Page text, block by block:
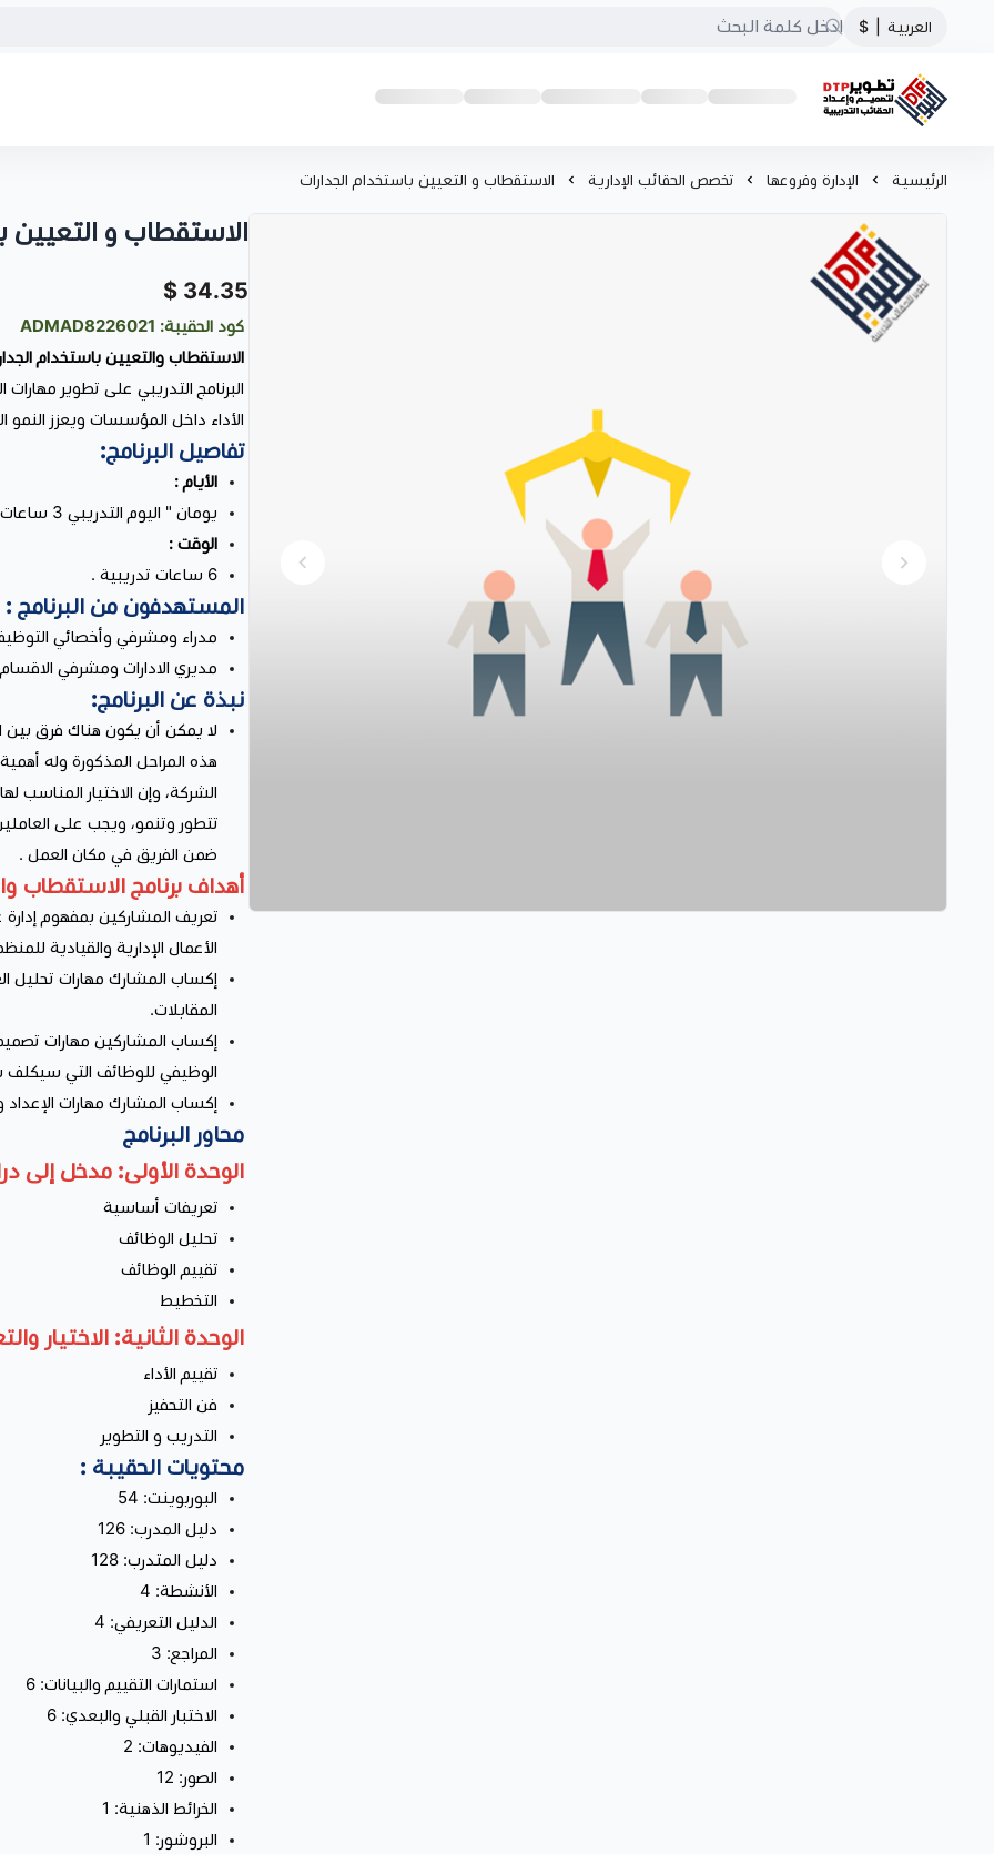
العربية $
تطوير الحقائب التدريبية
الرئيسية الإدارة وفروعها تخصص الحقائب الإدارية الاستقطاب و التعيين باستخدام الجدارات
الاستقطاب و التعيين
34.35 $
كود الحقيبة: ADMAD8226021
الاستقطاب والتعيين باستخدام
البرنامج التدريبي على تطوير
الأداء داخل المؤسسات ويعزز النمو
تفاصيل البرنامج:
الأيام :
يومان " اليوم التدريبي 3 ساعات " .
الوقت :
6 ساعات تدريبية .
المستهدفون من البرنامج :
مدراء ومشرفي وأخصائي
مديري الادارات ومشرفي الاقسام
نبذة عن البرنامج:
لا يمكن أن يكون هناك فرق بين
هذه المراحل المذكورة وله
الشركة، وإن الاختيار المناسب
تتطور وتنمو، ويجب على
ضمن الفريق في مكان العمل .
أهداف برنامج الاستقطاب
تعريف المشاركين بمفهوم
الأعمال الإدارية والقيادية
إكساب المشارك مهارات تحليل
المقابلات.
إكساب المشاركين مهارات
الوظيفي للوظائف التي سيكلف
إكساب المشارك مهارات الإعداد
محاور البرنامج
الوحدة الأولى: مدخل إلى
تعريفات أساسية
تحليل الوظائف
تقييم الوظائف
التخطيط
الوحدة الثانية: الاختيار
تقييم الأداء
فن التحفيز
التدريب و التطوير
محتويات الحقيبة :
البوربوينت: 54
دليل المدرب: 126
دليل المتدرب: 128
الأنشطة: 4
الدليل التعريفي: 4
المراجع: 3
استمارات التقييم والبيانات: 6
الاختبار القبلي والبعدي: 6
الفيديوهات: 2
الصور: 12
الخرائط الذهنية: 1
البروشور: 1